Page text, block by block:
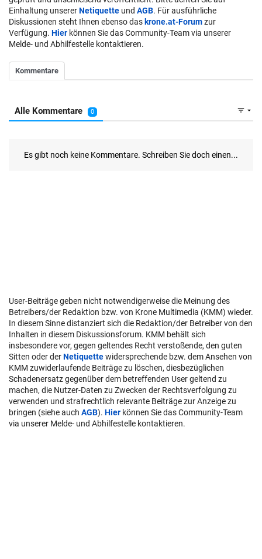
Einhaltung unsererNetiquette und AGB. Für ausführliche
Diskussionen steht Ihnen ebenso das krone.at-Forumzur
Verfügung. Hier können Sie das Community-Team via unserer
Melde- und Abhilfestelle kontaktieren.
User-Beiträge geben nicht notwendigerweise die Meinung des
Betreibers/der Redaktion bzw. von Krone Multimedia (KMM) wieder.
In diesem Sinne distanziert sich die Redaktion/der Betreiber von den
Inhalten in diesem Diskussionsforum. KMM behält sich
insbesondere vor, gegen geltendes Recht verstoßende, den guten
Sitten oder derNetiquettewidersprechende bzw. dem Ansehen von
KMM zuwiderlaufende Beiträge zu löschen, diesbezüglichen
Schadenersatz gegenüber dem betreffenden User geltend zu
machen, die Nutzer-Daten zu Zwecken der Rechtsverfolgung zu
verwenden und strafrechtlich relevante Beiträge zur Anzeige zu
bringen (siehe auch AGB). Hier können Sie das Community-Team
via unserer Melde- und Abhilfestelle kontaktieren.